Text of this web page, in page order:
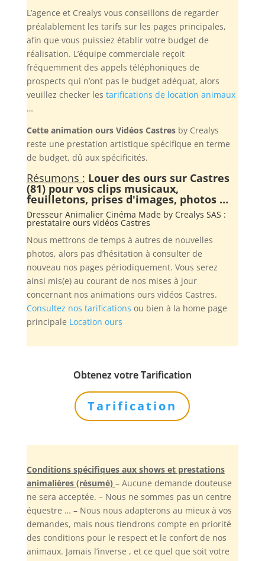
L’agence et Crealys vous conseillons de regarder
préalablement les tarifs sur les pages principales,
afin que vous puissiez établir votre budget de
réalisation. L’équipe commerciale reçoit
fréquemment des appels téléphoniques de
prospects qui n’ont pas le budget adéquat, alors
veuillez checker les tarifications de location animaux
…
Cette animation ours Vidéos Castresby Crealys
reste une prestation artistique spécifique en terme
de budget, dû aux spécificités.
Résumons : Louer des ours sur Castres
(81) pour vos clips musicaux,
feuilletons, prises d'images, photos …
Dresseur Animalier Cinéma Made by Crealys SAS :
prestataire ours vidéos Castres
Nous mettrons de temps à autres de nouvelles
photos, alors pas d’hésitation à consulter de
nouveau nos pages périodiquement. Vous serez
ainsi mis(e) au courant de nos mises à jour
concernant nos animations ours vidéos Castres.
Consultez nos tarifications ou bien à la home page
principale Location ours
Obtenez votre Tarification
Tarification
Conditions spécifiques aux shows et prestations
animalières (résumé) – Aucune demande douteuse
ne sera acceptée. – Nous ne sommes pas un centre
équestre … – Nous nous adapterons au mieux à vos
demandes, mais nous tiendrons compte en priorité
des conditions pour le respect et le confort de nos
animaux. Jamais l’inverse , et ce quel que soit votre